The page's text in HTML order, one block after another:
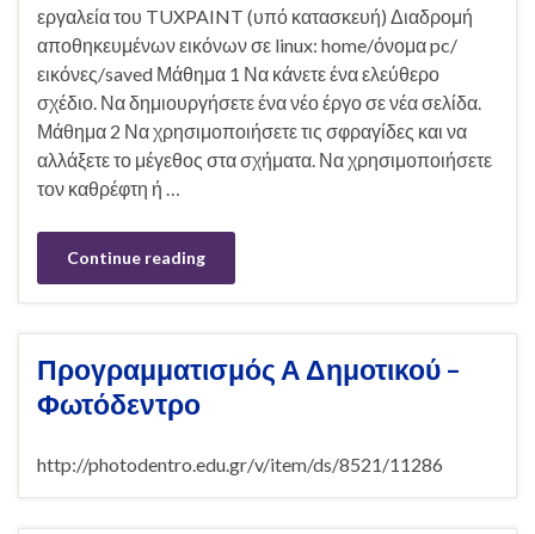
εργαλεία του TUXPAINT (υπό κατασκευή) Διαδρομή
αποθηκευμένων εικόνων σε linux: home/όνομα pc/
εικόνες/saved Μάθημα 1 Να κάνετε ένα ελεύθερο
σχέδιο. Να δημιουργήσετε ένα νέο έργο σε νέα σελίδα.
Μάθημα 2 Να χρησιμοποιήσετε τις σφραγίδες και να
αλλάξετε το μέγεθος στα σχήματα. Να χρησιμοποιήσετε
τον καθρέφτη ή …
Continue reading
Προγραμματισμός Α Δημοτικού –
Φωτόδεντρο
http://photodentro.edu.gr/v/item/ds/8521/11286